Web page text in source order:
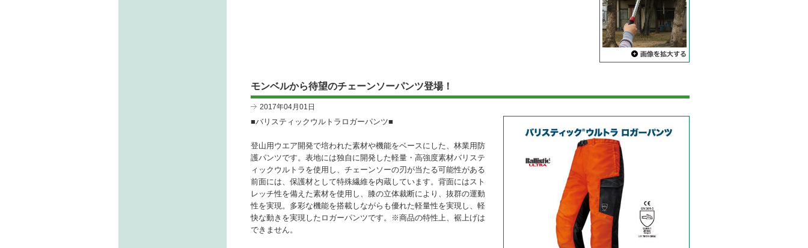
モンベルから待望のチェーンソーパンツ登場！
2017年04月01日
■バリスティックウルトラロガーパンツ■
登山用ウエア開発で培われた素材や機能をベースにした、林業用防
護パンツです。表地には独自に開発した軽量・高強度素材バリステ
ィックウルトラを使用し、チェーンソーの刃が当たる可能性がある
前面には、保護材として特殊繊維を内蔵しています。背面にはスト
レッチ性を備えた素材を使用し、膝の立体裁断により、抜群の運動
性を実現。多彩な機能を搭載しながらも優れた軽量性を実現し、軽
快な動きを実現したロガーパンツです。※商品の特性上、裾上げは
できません。